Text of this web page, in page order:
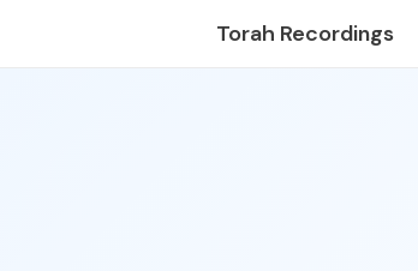
Torah Recordings